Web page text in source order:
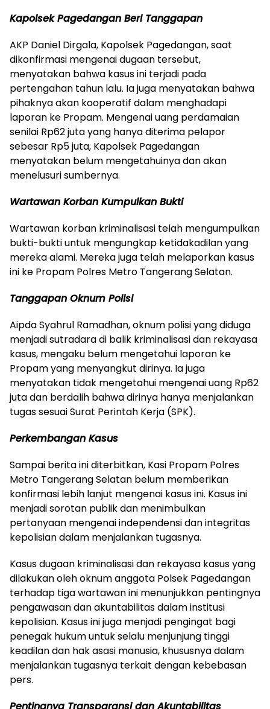
Kapolsek Pagedangan Beri Tanggapan
AKP Daniel Dirgala, Kapolsek Pagedangan, saat
dikonfirmasi mengenai dugaan tersebut,
menyatakan bahwa kasus ini terjadi pada
pertengahan tahun lalu. Ia juga menyatakan bahwa
pihaknya akan kooperatif dalam menghadapi
laporan ke Propam. Mengenai uang perdamaian
senilai Rp62 juta yang hanya diterima pelapor
sebesar Rp5 juta, Kapolsek Pagedangan
menyatakan belum mengetahuinya dan akan
menelusuri sumbernya.
Wartawan Korban Kumpulkan Bukti
Wartawan korban kriminalisasi telah mengumpulkan
bukti-bukti untuk mengungkap ketidakadilan yang
mereka alami. Mereka juga telah melaporkan kasus
ini ke Propam Polres Metro Tangerang Selatan.
Tanggapan Oknum Polisi
Aipda Syahrul Ramadhan, oknum polisi yang diduga
menjadi sutradara di balik kriminalisasi dan rekayasa
kasus, mengaku belum mengetahui laporan ke
Propam yang menyangkut dirinya. Ia juga
menyatakan tidak mengetahui mengenai uang Rp62
juta dan berdalih bahwa dirinya hanya menjalankan
tugas sesuai Surat Perintah Kerja (SPK).
Perkembangan Kasus
Sampai berita ini diterbitkan, Kasi Propam Polres
Metro Tangerang Selatan belum memberikan
konfirmasi lebih lanjut mengenai kasus ini. Kasus ini
menjadi sorotan publik dan menimbulkan
pertanyaan mengenai independensi dan integritas
kepolisian dalam menjalankan tugasnya.
Kasus dugaan kriminalisasi dan rekayasa kasus yang
dilakukan oleh oknum anggota Polsek Pagedangan
terhadap tiga wartawan ini menunjukkan pentingnya
pengawasan dan akuntabilitas dalam institusi
kepolisian. Kasus ini juga menjadi pengingat bagi
penegak hukum untuk selalu menjunjung tinggi
keadilan dan hak asasi manusia, khususnya dalam
menjalankan tugasnya terkait dengan kebebasan
pers.